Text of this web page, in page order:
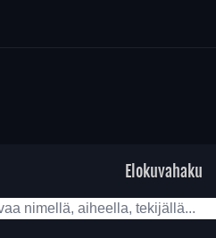
Elokuvahaku